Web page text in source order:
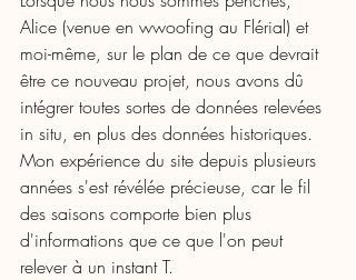
Alice (venue en wwoofing au Flérial) et
moi-même, sur le plan de ce que devrait
être ce nouveau projet, nous avons dû
intégrer toutes sortes de données relevées
in situ, en plus des données historiques.
Mon expérience du site depuis plusieurs
années s'est révélée précieuse, car le fil
des saisons comporte bien plus
d'informations que ce que l'on peut
relever à un instant T.